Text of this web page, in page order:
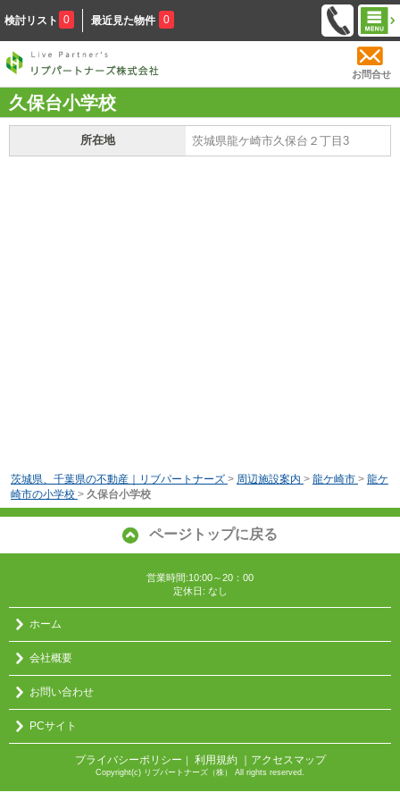
検討リスト 0 最近見た物件 0
お問合せ
久保台小学校
所在地 茨城県龍ケ崎市久保台２丁目3
茨城県、千葉県の不動産｜リブパートナーズ > 周辺施設案内 > 龍ケ崎市 > 龍ケ
崎市の小学校 > 久保台小学校
ページトップに戻る
営業時間:10:00～20：00
定休日: なし
ホーム
会社概要
お問い合わせ
PCサイト
プライバシーポリシー ｜ 利用規約 ｜アクセスマップ
Copyright(c) リブパートナーズ（株） All rights reserved.